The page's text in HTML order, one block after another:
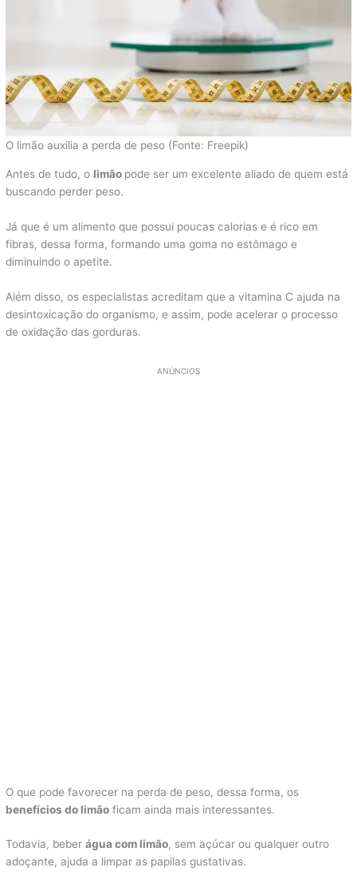
O limão auxilia a perda de peso (Fonte: Freepik)
Antes de tudo, o limão pode ser um excelente aliado de quem está
buscando perder peso.
Já que é um alimento que possui poucas calorias e é rico em
fibras, dessa forma, formando uma goma no estômago e
diminuindo o apetite.
Além disso, os especialistas acreditam que a vitamina C ajuda na
desintoxicação do organismo, e assim, pode acelerar o processo
de oxidação das gorduras.
ANÚNCIOS
O que pode favorecer na perda de peso, dessa forma, os
benefícios do limão ficam ainda mais interessantes.
Todavia, beberágua com limão, sem açúcar ou qualquer outro
adoçante, ajuda a limpar as papilas gustativas.